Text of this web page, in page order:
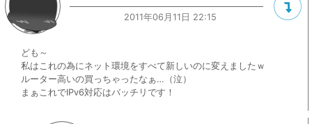
2011年06月11日 22:15
ども～
私はこれの為にネット環境をすべて新しいのに変えましたｗ
ルーター高いの買っちゃったなぁ…（泣）
まぁこれでIPv6対応はバッチリです！